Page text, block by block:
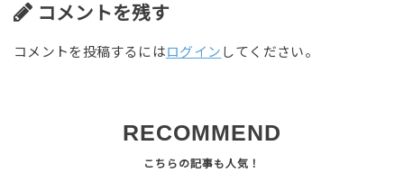
コメントを残す
コメントを投稿するにはログイン してください。
RECOMMEND